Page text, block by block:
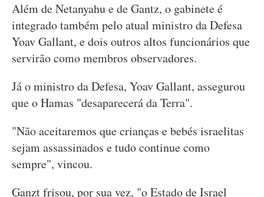
Além de Netanyahu e de Gantz, o gabinete é
integrado também pelo atual ministro da Defesa
Yoav Gallant, e dois outros altos funcionários que
servirão como membros observadores.
Já o ministro da Defesa, Yoav Gallant, assegurou
que o Hamas "desaparecerá da Terra".
"Não aceitaremos que crianças e bebés israelitas
sejam assassinados e tudo continue como
sempre", vincou.
Ganzt frisou, por sua vez, "o Estado de Israel